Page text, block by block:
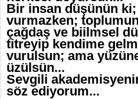
Bir insan düşünün
vurmazken;
çağdaş ve biilmsel
titreyip kendime
vurulsun; ama
üzülsün...
Sevgili
söz ediyorum...